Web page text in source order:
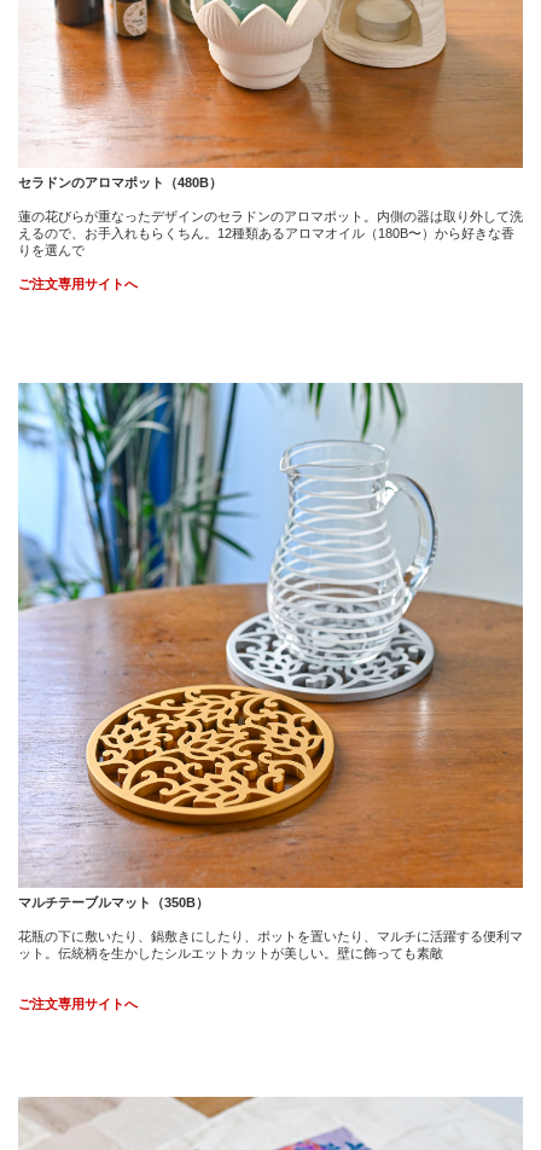
セラドンのアロマポット（480B）
蓮の花びらが重なったデザインのセラドンのアロマポット。内側の器は取り外して洗
えるので、お手入れもらくちん。12種類あるアロマオイル（180B〜）から好きな香
りを選んで
ご注文専用サイトへ
マルチテーブルマット（350B）
花瓶の下に敷いたり、鍋敷きにしたり、ポットを置いたり、マルチに活躍する便利マ
ット。伝統柄を生かしたシルエットカットが美しい。壁に飾っても素敵
ご注文専用サイトへ